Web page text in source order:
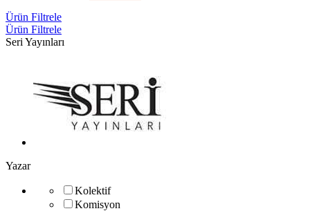
Ürün Filtrele
Ürün Filtrele
Seri Yayınları
Yazar
Kolektif
Komisyon